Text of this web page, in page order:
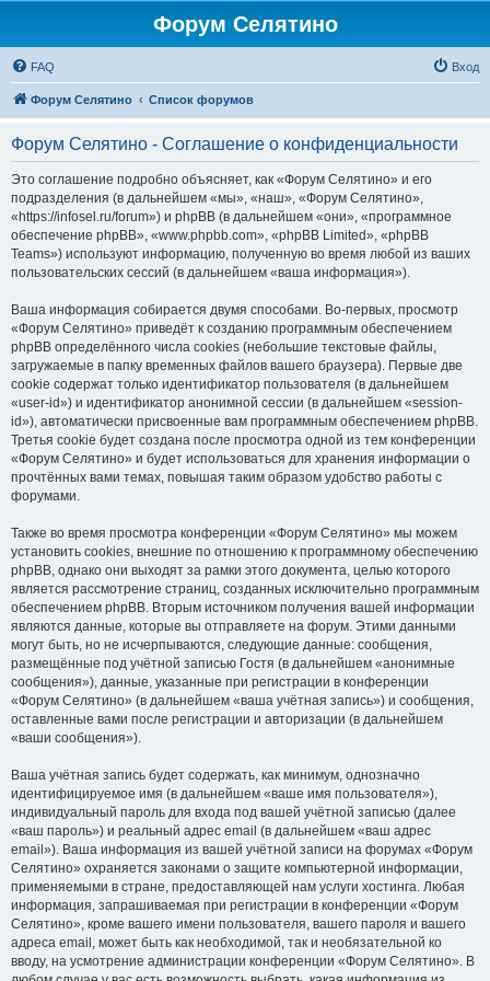
Форум Селятино
FAQ Вход
Форум Селятино Список форумов
Форум Селятино - Соглашение о конфиденциальности
Это соглашение подробно объясняет, как «Форум Селятино» и его
подразделения (в дальнейшем «мы», «наш», «Форум Селятино»,
«https://infosel.ru/forum») и phpBB (в дальнейшем «они», «программное
обеспечение phpBB», «www.phpbb.com», «phpBB Limited», «phpBB
Teams») используют информацию, полученную во время любой из ваших
пользовательских сессий (в дальнейшем «ваша информация»).
Ваша информация собирается двумя способами. Во-первых, просмотр
«Форум Селятино» приведёт к созданию программным обеспечением
phpBB определённого числа cookies (небольшие текстовые файлы,
загружаемые в папку временных файлов вашего браузера). Первые две
cookie содержат только идентификатор пользователя (в дальнейшем
«user-id») и идентификатор анонимной сессии (в дальнейшем «session-
id»), автоматически присвоенные вам программным обеспечением phpBB.
Третья cookie будет создана после просмотра одной из тем конференции
«Форум Селятино» и будет использоваться для хранения информации о
прочтённых вами темах, повышая таким образом удобство работы с
форумами.
Также во время просмотра конференции «Форум Селятино» мы можем
установить cookies, внешние по отношению к программному обеспечению
phpBB, однако они выходят за рамки этого документа, целью которого
является рассмотрение страниц, созданных исключительно программным
обеспечением phpBB. Вторым источником получения вашей информации
являются данные, которые вы отправляете на форум. Этими данными
могут быть, но не исчерпываются, следующие данные: сообщения,
размещённые под учётной записью Гостя (в дальнейшем «анонимные
сообщения»), данные, указанные при регистрации в конференции
«Форум Селятино» (в дальнейшем «ваша учётная запись») и сообщения,
оставленные вами после регистрации и авторизации (в дальнейшем
«ваши сообщения»).
Ваша учётная запись будет содержать, как минимум, однозначно
идентифицируемое имя (в дальнейшем «ваше имя пользователя»),
индивидуальный пароль для входа под вашей учётной записью (далее
«ваш пароль») и реальный адрес email (в дальнейшем «ваш адрес
email»). Ваша информация из вашей учётной записи на форумах «Форум
Селятино» охраняется законами о защите компьютерной информации,
применяемыми в стране, предоставляющей нам услуги хостинга. Любая
информация, запрашиваемая при регистрации в конференции «Форум
Селятино», кроме вашего имени пользователя, вашего пароля и вашего
адреса email, может быть как необходимой, так и необязательной ко
вводу, на усмотрение администрации конференции «Форум Селятино». В